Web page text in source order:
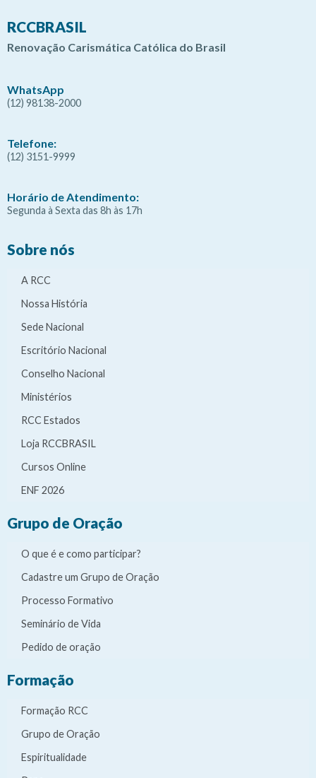
RCCBRASIL
Renovação Carismática Católica do Brasil
WhatsApp
(12) 98138-2000
Telefone:
(12) 3151-9999
Horário de Atendimento:
Segunda à Sexta das 8h às 17h
Sobre nós
A RCC
Nossa História
Sede Nacional
Escritório Nacional
Conselho Nacional
Ministérios
RCC Estados
Loja RCCBRASIL
Cursos Online
ENF 2026
Grupo de Oração
O que é e como participar?
Cadastre um Grupo de Oração
Processo Formativo
Seminário de Vida
Pedido de oração
Formação
Formação RCC
Grupo de Oração
Espiritualidade